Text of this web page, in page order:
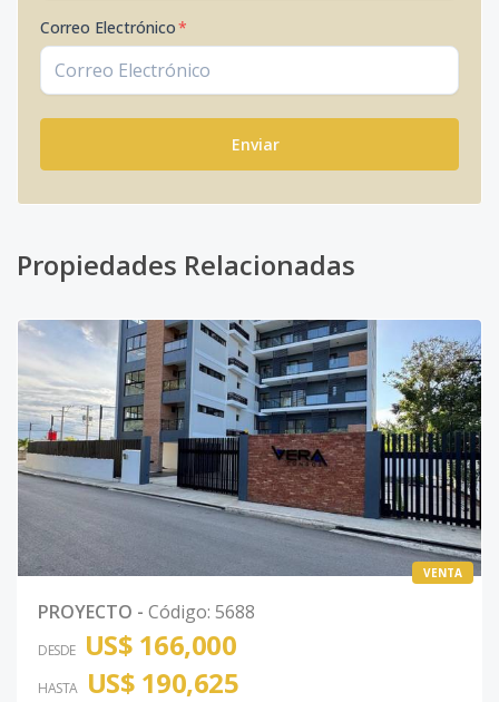
Correo Electrónico*
Enviar
Propiedades Relacionadas
VENTA
PROYECTO - Código: 5688
DESDE US$ 166,000
HASTA US$ 190,625